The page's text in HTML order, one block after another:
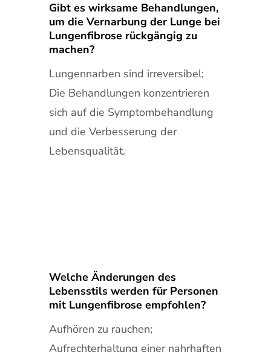
Gibt es wirksame Behandlungen,
um die Vernarbung der Lunge bei
Lungenfibrose rückgängig zu
machen?
Lungennarben sind irreversibel;
Die Behandlungen konzentrieren
sich auf die Symptombehandlung
und die Verbesserung der
Lebensqualität.
Welche Änderungen des
Lebensstils werden für Personen
mit Lungenfibrose empfohlen?
Aufhören zu rauchen;
Aufrechterhaltung einer nahrhaften